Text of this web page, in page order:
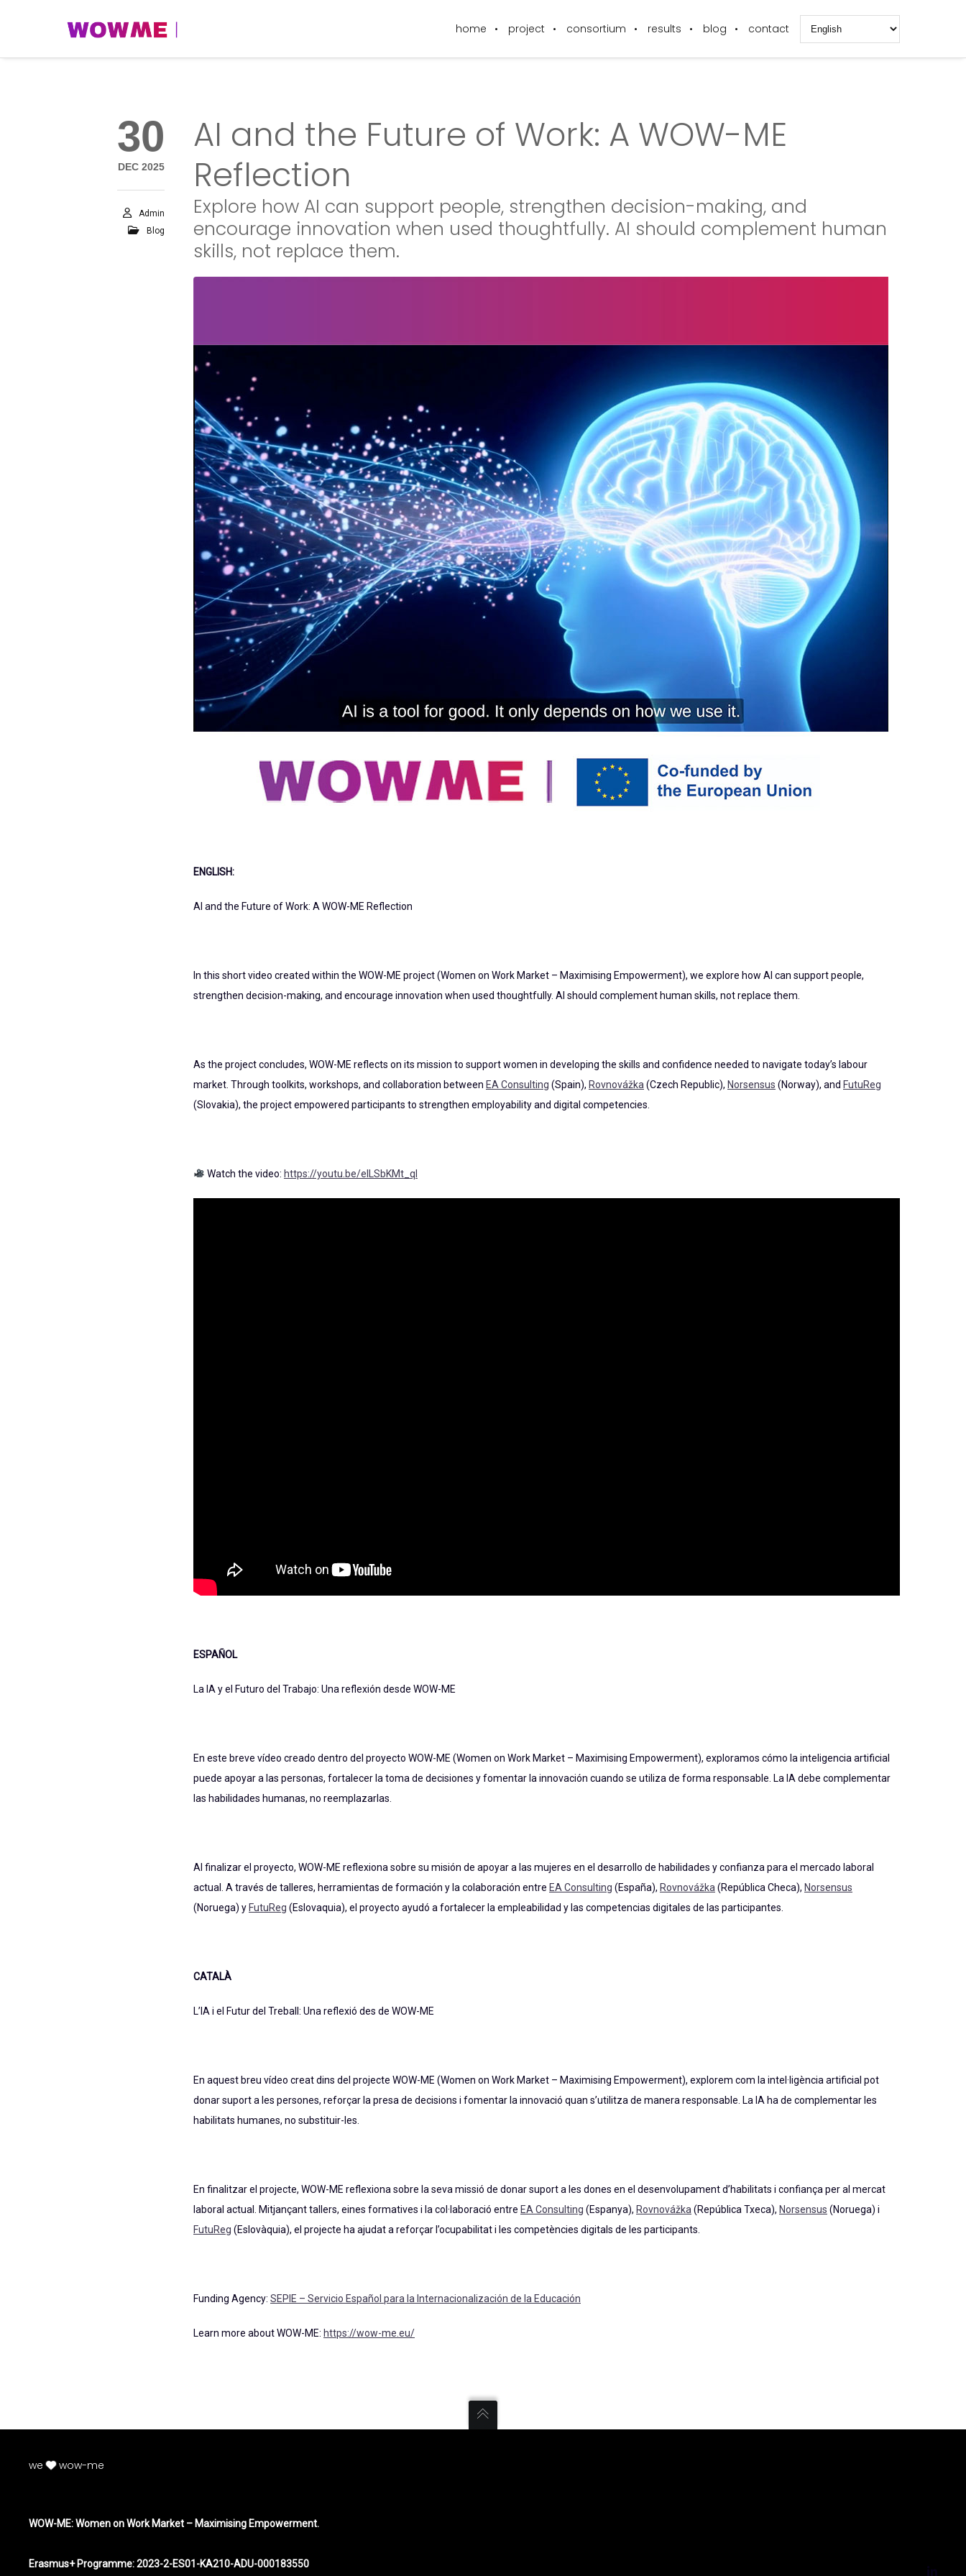
home project consortium results blog contact
30
DEC 2025
Admin
Blog
AI and the Future of Work: A WOW-ME
Reflection
Explore how AI can support people, strengthen decision-making, and
encourage innovation when used thoughtfully. AI should complement human
skills, not replace them.
ENGLISH:
AI and the Future of Work: A WOW-ME Reflection
In this short video created within the WOW-ME project (Women on Work Market – Maximising Empowerment), we explore how AI can support people,
strengthen decision-making, and encourage innovation when used thoughtfully. AI should complement human skills, not replace them.
As the project concludes, WOW-ME reflects on its mission to support women in developing the skills and confidence needed to navigate today’s labour
market. Through toolkits, workshops, and collaboration between EA Consulting (Spain), Rovnovážka (Czech Republic), Norsensus (Norway), and FutuReg
(Slovakia), the project empowered participants to strengthen employability and digital competencies.
Watch the video: https://youtu.be/eILSbKMt_qI
ESPAÑOL
La IA y el Futuro del Trabajo: Una reflexión desde WOW-ME
En este breve vídeo creado dentro del proyecto WOW-ME (Women on Work Market – Maximising Empowerment), exploramos cómo la inteligencia artificial
puede apoyar a las personas, fortalecer la toma de decisiones y fomentar la innovación cuando se utiliza de forma responsable. La IA debe complementar
las habilidades humanas, no reemplazarlas.
Al finalizar el proyecto, WOW-ME reflexiona sobre su misión de apoyar a las mujeres en el desarrollo de habilidades y confianza para el mercado laboral
actual. A través de talleres, herramientas de formación y la colaboración entre EA Consulting (España), Rovnovážka (República Checa), Norsensus
(Noruega) y FutuReg (Eslovaquia), el proyecto ayudó a fortalecer la empleabilidad y las competencias digitales de las participantes.
CATALÀ
L’IA i el Futur del Treball: Una reflexió des de WOW-ME
En aquest breu vídeo creat dins del projecte WOW-ME (Women on Work Market – Maximising Empowerment), explorem com la intel·ligència artificial pot
donar suport a les persones, reforçar la presa de decisions i fomentar la innovació quan s’utilitza de manera responsable. La IA ha de complementar les
habilitats humanes, no substituir-les.
En finalitzar el projecte, WOW-ME reflexiona sobre la seva missió de donar suport a les dones en el desenvolupament d’habilitats i confiança per al mercat
laboral actual. Mitjançant tallers, eines formatives i la col·laboració entre EA Consulting (Espanya), Rovnovážka (República Txeca), Norsensus (Noruega) i
FutuReg (Eslovàquia), el projecte ha ajudat a reforçar l’ocupabilitat i les competències digitals de les participants.
Funding Agency: SEPIE – Servicio Español para la Internacionalización de la Educación
Learn more about WOW-ME: https://wow-me.eu/
we wow-me
WOW-ME: Women on Work Market – Maximising Empowerment.
Erasmus+ Programme: 2023-2-ES01-KA210-ADU-000183550